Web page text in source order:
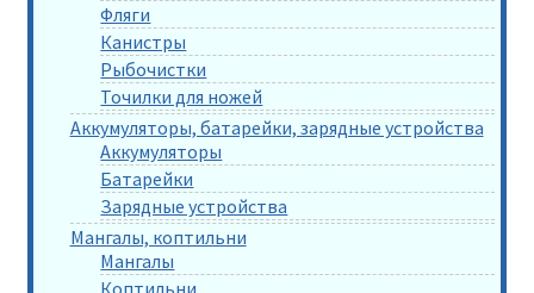
Фляги
Канистры
Рыбочистки
Точилки для ножей
Аккумуляторы, батарейки, зарядные устройства
Аккумуляторы
Батарейки
Зарядные устройства
Мангалы, коптильни
Мангалы
Коптильни